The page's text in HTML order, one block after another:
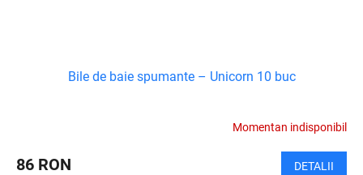
Bile de baie spumante – Unicorn 10 buc
Momentan indisponibil
86 RON DETALII